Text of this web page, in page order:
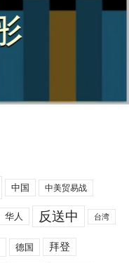
中国 中美贸易战
华人 反送中 台湾
德国 拜登